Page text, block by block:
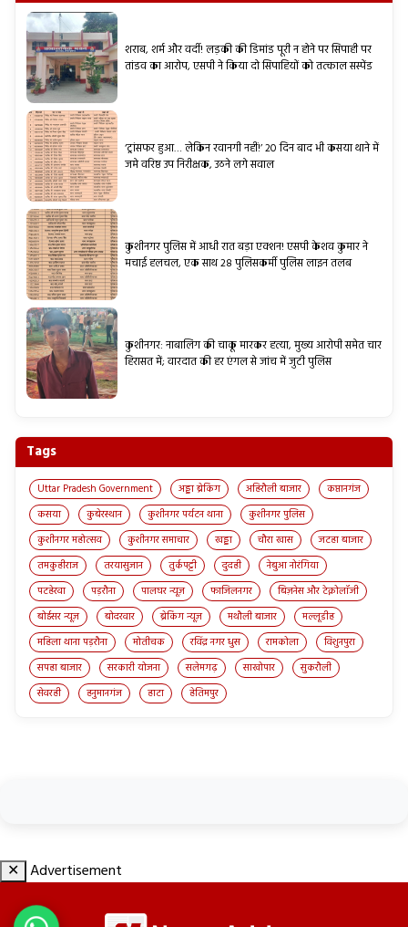
शराब, शर्म और वर्दी! लड़की की डिमांड पूरी न होने पर सिपाही पर
तांडव का आरोप, एसपी ने किया दो सिपाहियों को तत्काल सस्पेंड
‘ट्रांसफर हुआ… लेकिन रवानगी नहीं!’ 20 दिन बाद भी कसया थाने में
जमे वरिष्ठ उप निरीक्षक, उठने लगे सवाल
कुशीनगर पुलिस में आधी रात बड़ा एक्शन! एसपी केशव कुमार ने
मचाई हलचल, एक साथ 28 पुलिसकर्मी पुलिस लाइन तलब
कुशीनगर: नाबालिग की चाकू मारकर हत्या, मुख्य आरोपी समेत चार
हिरासत में; वारदात की हर एंगल से जांच में जुटी पुलिस
Tags
Uttar Pradesh Government अड्डा ब्रेकिंग अहिरौली बाजार
कप्तानगंज
कसया
कुबेरस्थान कुशीनगर पर्यटन थाना
कुशीनगर पुलिस
कुशीनगर महोत्सव
कुशीनगर समाचार खड्डा चौरा खास
जटहा बाजार
तमकुहीराज
तरयासुजान तुर्कपट्टी दुदही
नेबुआ नोरंगिया
पटहेरवा
पड़रौना पालघर न्यूज़ फाजिलनगर
बिज़नेस और टेक्नोलॉजी
बोईसर न्यूज़
बोदरवार ब्रेकिंग न्यूज़ मथौली बाजार
मल्लूडीह
महिला थाना पड़रौना
मोतीचक रविंद्र नगर धुस रामकोला
विशुनपुरा
सपहा बाजार
सरकारी योजना सलेमगढ़ साखोपार
सुकरौली
सेवरही
हनुमानगंज हाटा हेतिमपुर
✕ Advertisement